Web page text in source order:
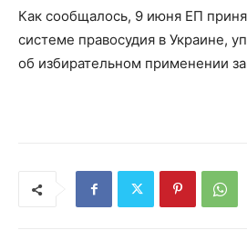
Как сообщалось, 9 июня ЕП
системе правосудия в Украине,
об избирательном применении